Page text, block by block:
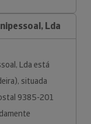
Lda
Lda está
situada
9385-201